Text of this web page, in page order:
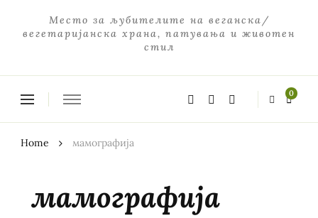
Место за љубителите на веганска/
вегетаријанска храна, патувања и животен
стил
0
Home мамографија
мамографија